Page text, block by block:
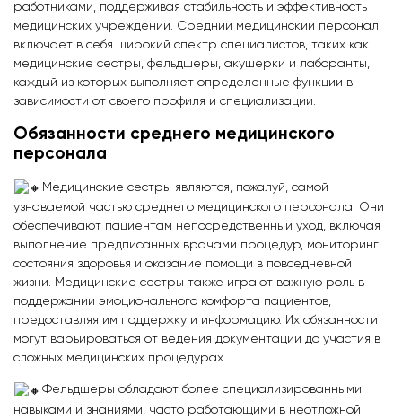
работниками, поддерживая стабильность и эффективность
медицинских учреждений. Средний медицинский персонал
включает в себя широкий спектр специалистов, таких как
медицинские сестры, фельдшеры, акушерки и лаборанты,
каждый из которых выполняет определенные функции в
зависимости от своего профиля и специализации.
Обязанности среднего медицинского
персонала
Медицинские сестры являются, пожалуй, самой
узнаваемой частью среднего медицинского персонала. Они
обеспечивают пациентам непосредственный уход, включая
выполнение предписанных врачами процедур, мониторинг
состояния здоровья и оказание помощи в повседневной
жизни. Медицинские сестры также играют важную роль в
поддержании эмоционального комфорта пациентов,
предоставляя им поддержку и информацию. Их обязанности
могут варьироваться от ведения документации до участия в
сложных медицинских процедурах.
Фельдшеры обладают более специализированными
навыками и знаниями, часто работающими в неотложной